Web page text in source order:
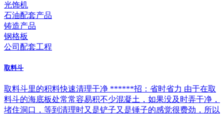
光饰机
石油配套产品
铸造产品
钢格板
公司配套工程
取料斗
取料斗里的积料快速清理干净 ******招：省时省力 由于在取
料斗的海底板处常常容易积不少混凝土，如果没及时弄干净，
堵住洞口，等到清理时又是铲子又是锤子的感觉很费劲，所以